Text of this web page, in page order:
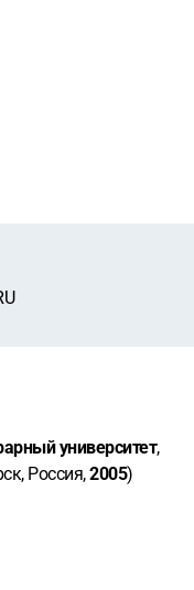
университет,
Россия,2005)